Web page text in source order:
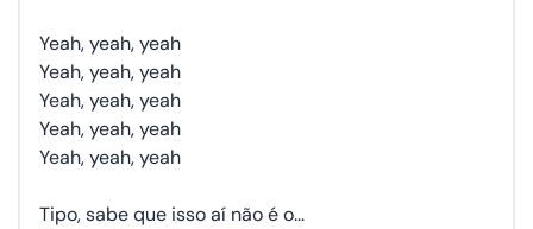
Yeah, yeah, yeah
Yeah, yeah, yeah
Yeah, yeah, yeah
Yeah, yeah, yeah
Yeah, yeah, yeah
Tipo, sabe que isso aí não é o...